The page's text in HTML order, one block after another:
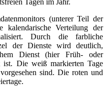
(unterer Teil der
kalendarische Verteilung der
Durch die farbliche
der Dienste wird deutlich,
Dienst (hier Früh- oder
ist. Die weiß markierten Tage
sind. Die roten und